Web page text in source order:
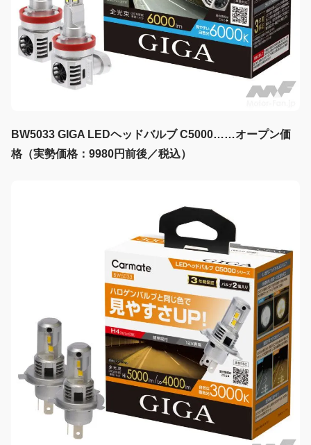
BW5033 GIGA LEDヘッドバルブ C5000……オープン価
格（実勢価格：9980円前後／税込）